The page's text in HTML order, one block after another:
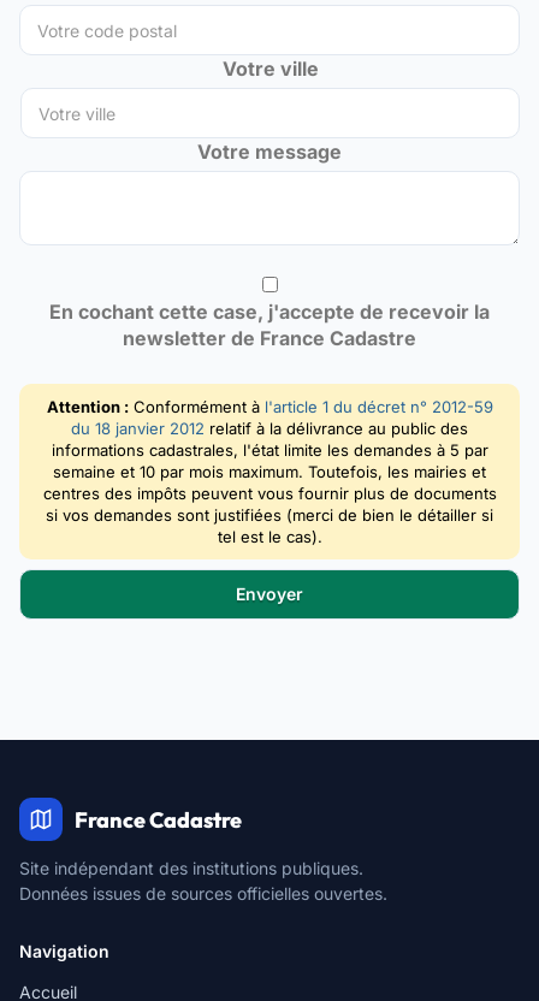
Votre ville
Votre message
En cochant cette case, j'accepte de recevoir la
newsletter de France Cadastre
Attention :Conformément à l'article 1 du décret n° 2012-59
du 18 janvier 2012 relatif à la délivrance au public des
informations cadastrales, l'état limite les demandes à 5 par
semaine et 10 par mois maximum. Toutefois, les mairies et
centres des impôts peuvent vous fournir plus de documents
si vos demandes sont justifiées (merci de bien le détailler si
tel est le cas).
France Cadastre
Site indépendant des institutions publiques.
Données issues de sources officielles ouvertes.
Navigation
Accueil